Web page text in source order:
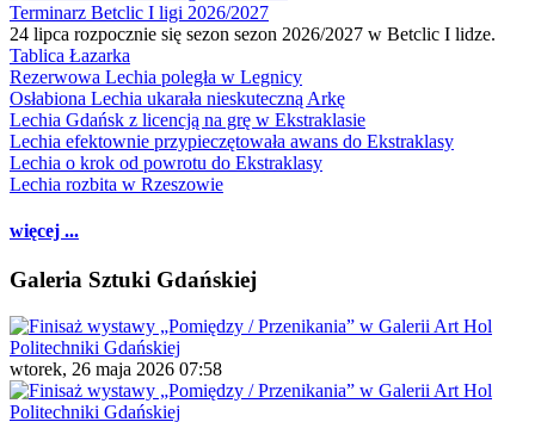
Terminarz Betclic I ligi 2026/2027
24 lipca rozpocznie się sezon sezon 2026/2027 w Betclic I lidze.
Tablica Łazarka
Rezerwowa Lechia poległa w Legnicy
Osłabiona Lechia ukarała nieskuteczną Arkę
Lechia Gdańsk z licencją na grę w Ekstraklasie
Lechia efektownie przypieczętowała awans do Ekstraklasy
Lechia o krok od powrotu do Ekstraklasy
Lechia rozbita w Rzeszowie
więcej ...
Galeria Sztuki Gdańskiej
wtorek, 26 maja 2026 07:58